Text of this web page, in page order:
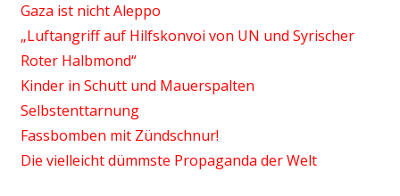
Gaza ist nicht Aleppo
„Luftangriff auf Hilfskonvoi von UN und Syrischer
Roter Halbmond“
Kinder in Schutt und Mauerspalten
Selbstenttarnung
Fassbomben mit Zündschnur!
Die vielleicht dümmste Propaganda der Welt